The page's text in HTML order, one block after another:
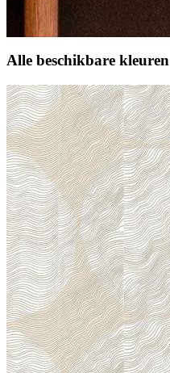
Alle beschikbare kleuren